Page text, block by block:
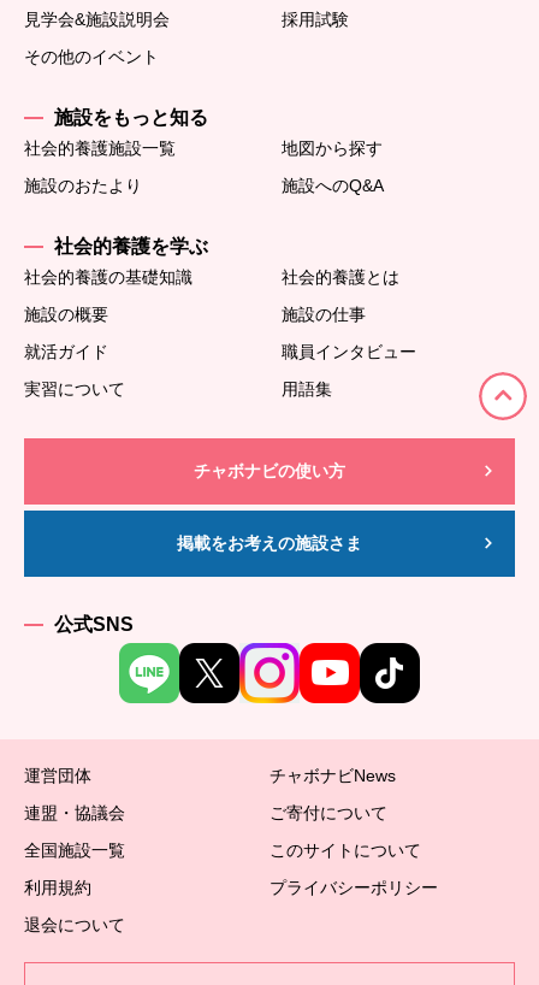
見学会&施設説明会
採用試験
その他のイベント
施設をもっと知る
社会的養護施設一覧
地図から探す
施設のおたより
施設へのQ&A
社会的養護を学ぶ
社会的養護の基礎知識
社会的養護とは
施設の概要
施設の仕事
就活ガイド
職員インタビュー
実習について
用語集
チャボナビの使い方
掲載をお考えの施設さま
公式SNS
運営団体
チャボナビNews
連盟・協議会
ご寄付について
全国施設一覧
このサイトについて
利用規約
プライバシーポリシー
退会について